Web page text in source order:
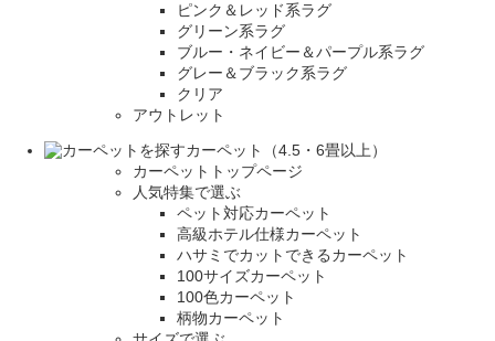
ピンク＆レッド系ラグ
グリーン系ラグ
ブルー・ネイビー＆パープル系ラグ
グレー＆ブラック系ラグ
クリア
アウトレット
カーペット（4.5・6畳以上）
カーペットトップページ
人気特集で選ぶ
ペット対応カーペット
高級ホテル仕様カーペット
ハサミでカットできるカーペット
100サイズカーペット
100色カーペット
柄物カーペット